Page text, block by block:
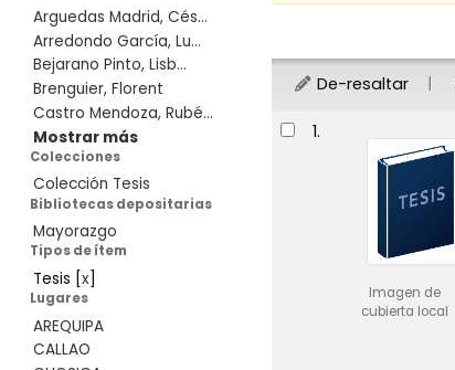
Arguedas Madrid, Cés...
Arredondo García, Lu...
Bejarano Pinto, Lisb...
Brenguier, Florent
Castro Mendoza, Rubé...
Mostrar más
Colecciones
Colección Tesis
Bibliotecas depositarias
Mayorazgo
Tipos de ítem
Tesis [x]
Lugares
AREQUIPA
CALLAO
De-resaltar
Resultados
1.
Imagen de
cubierta local